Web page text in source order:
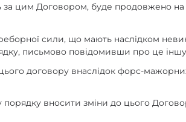
за цим Договором, буде продовжено
сили, що мають наслідком
письмово повідомивши про це
договору внаслідок форс-
вносити зміни до цього